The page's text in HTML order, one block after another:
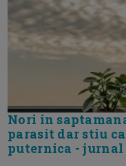
Nori in
parasit dar stiu
puternica - jurnal